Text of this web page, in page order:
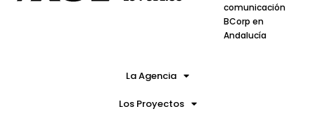
comunicación
BCorp en
Andalucía
La Agencia
Los Proyectos